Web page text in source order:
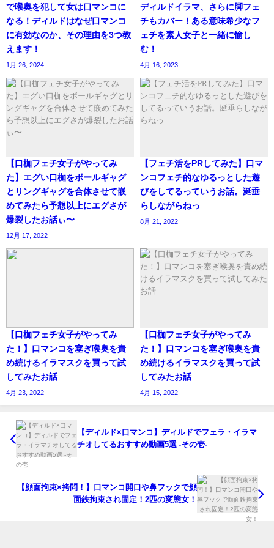
で喉奥を犯して女は口マンコに
なる！ディルドはなぜ口マンコ
に有効なのか、その理由を3つ教
えます！
1月 26, 2024
ディルドイラマ、さらに脚フェ
チもカバー！ある意味希少なフ
ェチを素人女子と一緒に愉し
む！
4月 16, 2023
【口枷フェチ女子がやってみ
た】エグい口枷をボールギャグ
とリングギャグを合体させて嵌
めてみたら予想以上にエグさが
爆裂したお話ぃ〜
12月 17, 2022
【フェチ活をPRしてみた】口マ
ンコフェチ的なゆるっとした遊
びをしてるっていうお話。涎垂
らしながらねっ
8月 21, 2022
【口枷フェチ女子がやってみ
た！】口マンコを塞ぎ喉奥を責
め続けるイラマスクを買って試
してみたお話
4月 23, 2022
【口枷フェチ女子がやってみ
た！】口マンコを塞ぎ喉奥を責
め続けるイラマスクを買って試
してみたお話
4月 15, 2022
【ディルド×口マンコ】ディルドでフェラ・イラマ
チオしてるおすすめ動画5選 -その壱-
【顔面拘束×拷問！】口マンコ開口や鼻フックで顔
面鉄拘束され固定！2匹の変態女！